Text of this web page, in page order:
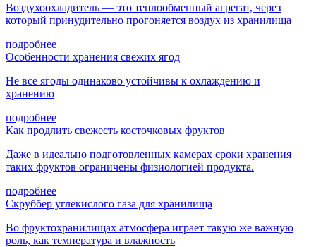
Воздухоохладитель — это теплообменный агрегат, через
который принудительно прогоняется воздух из хранилища
подробнее
Особенности хранения свежих ягод
Не все ягоды одинаково устойчивы к охлаждению и
хранению
подробнее
Как продлить свежесть косточковых фруктов
Даже в идеально подготовленных камерах сроки хранения
таких фруктов ограничены физиологией продукта.
подробнее
Скруббер углекислого газа для хранилища
Во фруктохранилищах атмосфера играет такую же важную
роль, как температура и влажность